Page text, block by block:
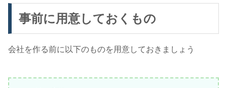
事前に用意しておくもの
会社を作る前に以下のものを用意しておきましょう